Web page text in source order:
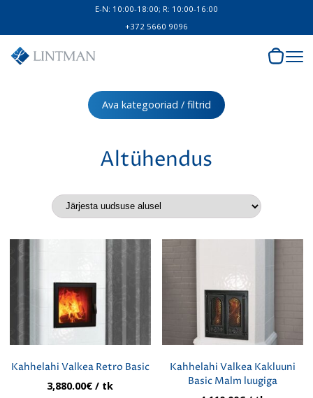
E-N: 10:00-18:00; R: 10:00-16:00
+372 5660 9096
Ava kategooriad / filtrid
Altühendus
Kahhelahi Valkea Retro Basic
3,880.00€ / tk
Kahhelahi Valkea Kakluuni
Basic Malm luugiga